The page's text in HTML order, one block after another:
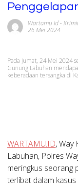
Wartamu Id-
26 Mei 2024
Pada Jumat, 24 Mei 2024
Gunung Labuhan
keberadaan tersangka di
WARTAMU.ID,Way
Labuhan, Polres
meringkus seorang
terlibat dalam